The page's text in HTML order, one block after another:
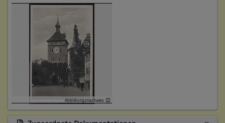
Dachgeschoss(e)
4. Bauphase:
(1688)
Um 1688 (d) wurde der obere Bereich des Spitzhelmes für
den Einbau des überstehenden Glockenturmes gekappt.
Betroffene Gebäudeteile:
Dachgeschoss(e)
Abbildungsnachweis